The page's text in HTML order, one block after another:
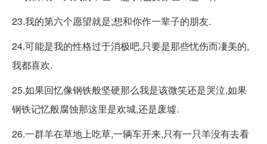
23.我的第六个愿望就是;想和你作一辈子的朋友.
24.可能是我的性格过于消极吧,只要是那些忧伤而凄美的,
我都喜欢.
25.如果回忆像钢铁般坚硬那么我是该微笑还是哭泣,如果
钢铁记忆般腐蚀那这里是欢城,还是废墟.
26.一群羊在草地上吃草,一辆车开来,只有一只羊没有去看